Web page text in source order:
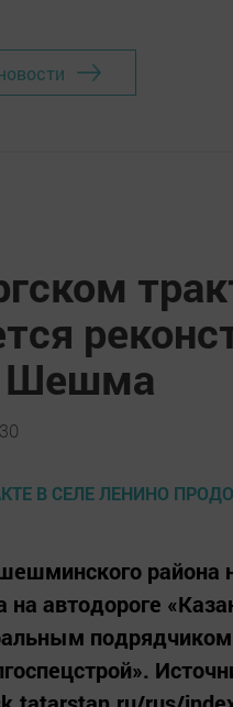
Шешма
района
на автодороге